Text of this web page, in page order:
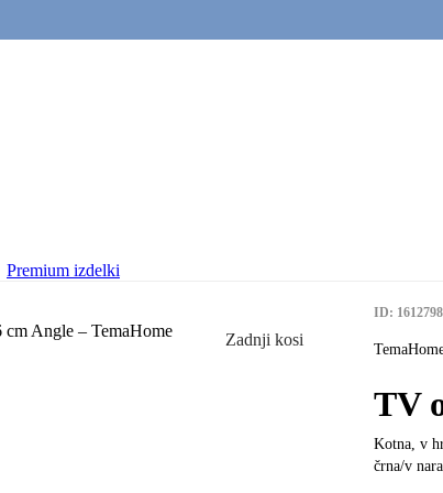
Premium izdelki
Zadnji kosi
ID: 1612798
TV
Kotna, v
črna/v